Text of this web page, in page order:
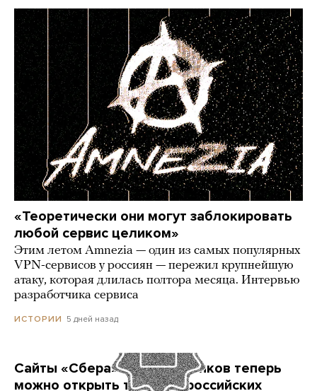
«Теоретически они могут заблокировать
любой сервис целиком»
Этим летом Amnezia — один из самых популярных
VPN-сервисов у россиян — пережил крупнейшую
атаку, которая длилась полтора месяца. Интервью
разработчика сервиса
ИСТОРИИ 5 дней назад
Сайты «Сбера» и других банков теперь
можно открыть только в российских